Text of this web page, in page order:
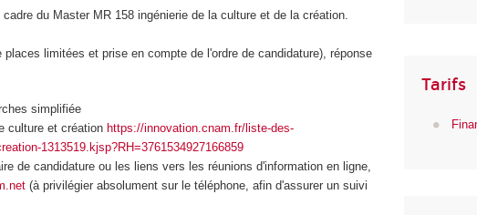
du Master MR 158 ingénierie de la culture et de la création.
limitées et prise en compte de l'ordre de candidature), réponse
simplifiée
culture et création https://innovation.cnam.fr/liste-des-
1313519.kjsp?RH=3761534927166859
de candidature ou les liens vers les réunions d'information en ligne,
(à privilégier absolument sur le téléphone, afin d'assurer un suivi
Tarifs